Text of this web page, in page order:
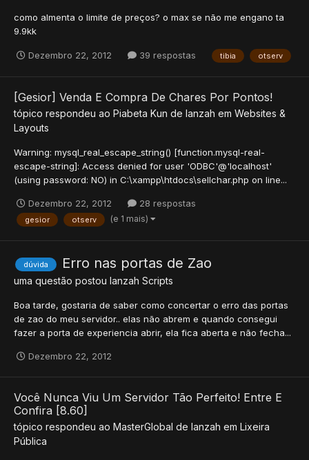
como almenta o limite de preços? o max se não me engano ta
9.9kk
Dezembro 22, 2012 39 respostas tibia otserv
[Gesior] Venda E Compra De Chares Por Pontos!
tópico respondeu ao Piabeta Kun de lanzah em Websites &
Layouts
Warning: mysql_real_escape_string() [function.mysql-real-
escape-string]: Access denied for user 'ODBC'@'localhost'
(using password: NO) in C:\xampp\htdocs\sellchar.php on line...
Dezembro 22, 2012 28 respostas
gesior otserv (e 1 mais)
dúvida Erro nas portas de Zao
uma questão postou lanzah Scripts
Boa tarde, gostaria de saber como concertar o erro das portas
de zao do meu servidor.. elas não abrem e quando consegui
fazer a porta de experiencia abrir, ela fica aberta e não fecha...
Dezembro 22, 2012
Você Nunca Viu Um Servidor Tão Perfeito! Entre E
Confira [8.60]
tópico respondeu ao MasterGlobal de lanzah em Lixeira
Pública